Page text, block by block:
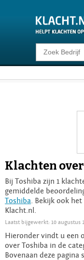
Klacht
Login
Klachten
Bij Toshiba zijn 1
gemiddelde beoordeling
Toshiba . Bekijk ook
Klacht.nl.
Laatst bijgewerkt: 10 augustus
Hieronder vindt u een
over Toshiba in de
Bovenaan deze pagina